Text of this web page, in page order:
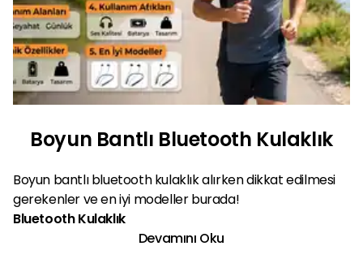
Boyun Bantlı Bluetooth Kulaklık
Boyun bantlı bluetooth kulaklık alırken dikkat edilmesi
gerekenler ve en iyi modeller burada!
Bluetooth Kulaklık
Devamını Oku